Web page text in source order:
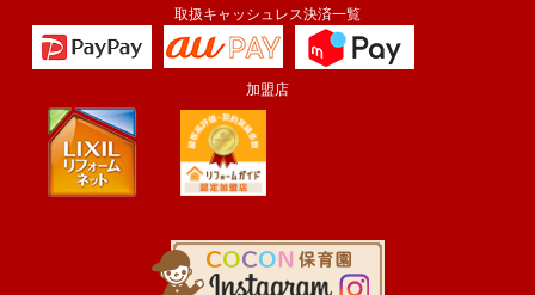
取扱キャッシュレス決済一覧
加盟店